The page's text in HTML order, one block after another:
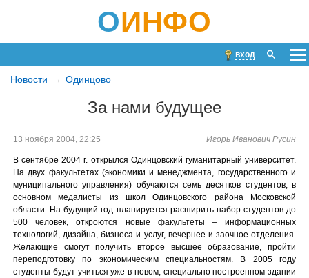
ОИНФО
вход
Новости Одинцово
За нами будущее
Игорь Иванович Русин
13 ноября 2004, 22:25
В сентябре 2004 г. открылся Одинцовский гуманитарный университет.
На двух факультетах (экономики и менеджмента, государственного и
муниципального управления) обучаются семь десятков студентов, в
основном медалисты из школ Одинцовского района Московской
области. На будущий год планируется расширить набор студентов до
500 человек, откроются новые факультеты – информационных
технологий, дизайна, бизнеса и услуг, вечернее и заочное отделения.
Желающие смогут получить второе высшее образование, пройти
переподготовку по экономическим специальностям. В 2005 году
студенты будут учиться уже в новом, специально построенном здании